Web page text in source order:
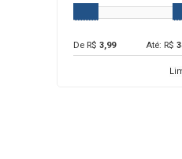
De R$ 3,99 Até: R$